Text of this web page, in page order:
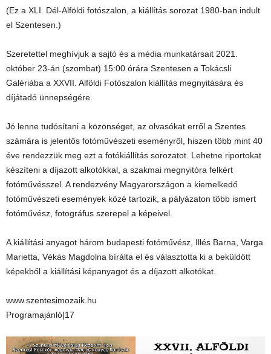
(Ez a XLI. Dél-Alföldi fotószalon, a kiállítás sorozat 1980-ban indult
el Szentesen.)
Szeretettel meghívjuk a sajtó és a média munkatársait 2021.
október 23-án (szombat) 15:00 órára Szentesen a Tokácsli
Galériába a XXVII. Alföldi Fotószalon kiállítás megnyitására és
díjátadó ünnepségére.
Jó lenne tudósítani a közönséget, az olvasókat erről a Szentes
számára is jelentős fotóművészeti eseményről, hiszen több mint 40
éve rendezzük meg ezt a fotókiállítás sorozatot. Lehetne riportokat
készíteni a díjazott alkotókkal, a szakmai megnyitóra felkért
fotóművésszel. A rendezvény Magyarországon a kiemelkedő
fotóművészeti események közé tartozik, a pályázaton több ismert
fotóművész, fotográfus szerepel a képeivel.
A kiállítási anyagot három budapesti fotóművész, Illés Barna, Varga
Marietta, Vékás Magdolna bírálta el és választotta ki a beküldött
képekből a kiállítási képanyagot és a díjazott alkotókat.
www.szentesimozaik.hu
Programajánló|17